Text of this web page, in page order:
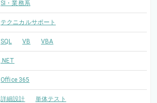
SI・業務系
テクニカルサポート
SQL VB VBA
.NET
Office 365
詳細設計 単体テスト